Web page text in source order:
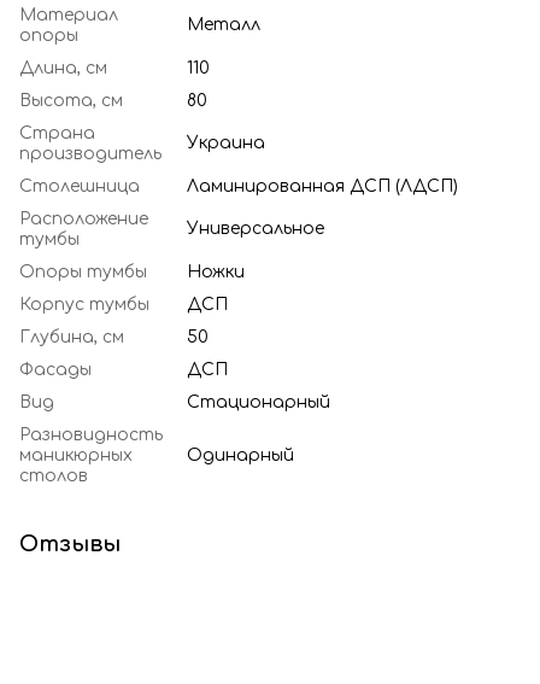
Материал
опоры
Металл
Длина, см
110
Высота, см
80
Страна
производитель
Украина
Столешница
Ламинированная ДСП (ЛДСП)
Расположение
тумбы
Универсальное
Опоры тумбы
Ножки
Корпус тумбы
ДСП
Глубина, см
50
Фасады
ДСП
Вид
Стационарный
Разновидность
маникюрных
столов
Одинарный
Отзывы